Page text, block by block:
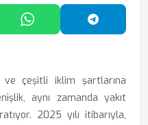
Paylaş
WhatsApp'ta Paylaş
ve çeşitli iklim şartlarına
aynı zamanda yakıt
2025 yılı itibarıyla,